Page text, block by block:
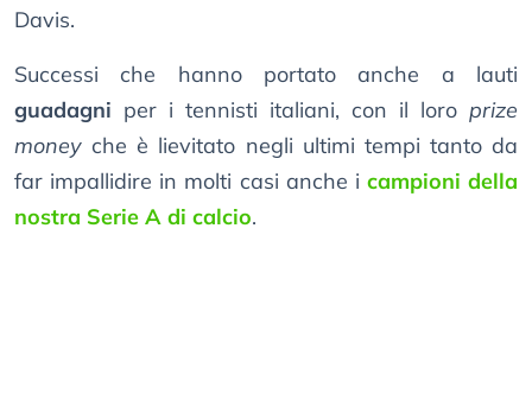
Davis.
Successi che hanno portato anche a lauti
guadagni per i tennisti italiani, con il loro prize
money che è lievitato negli ultimi tempi tanto da
far impallidire in molti casi anche i campioni della
nostra Serie A di calcio.